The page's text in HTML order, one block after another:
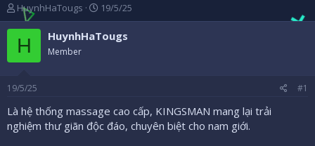
B
ắ
t
đ
HuynhHaTougs
N
g
à
ầ
u
19/5/25
H HuynhHaTougs
Member
19/5/25 #1
Là hệ thống massage cao cấp, KINGSMAN mang lại trải
nghiệm thư giãn độc đáo, chuyên biệt cho nam giới.